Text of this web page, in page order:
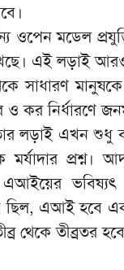
ওপেন মডেল
এই লড়াই
সাধারণ
কর নির্ধারণে
লড়াই এখন
প্রশ্ন।
এআইয়ের
ছিল, এআই হবে
থেকে তীব্রতর